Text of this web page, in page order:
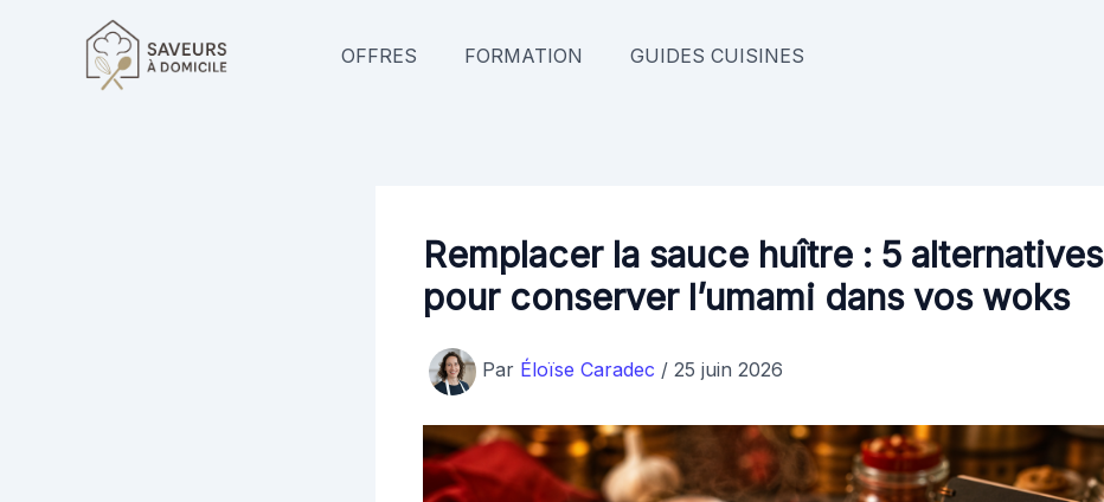
OFFRES FORMATION GUIDES CUISINES
Remplacer la sauce huître : 5 alternatives
pour conserver l’umami dans vos woks
Par Éloïse Caradec / 25 juin 2026